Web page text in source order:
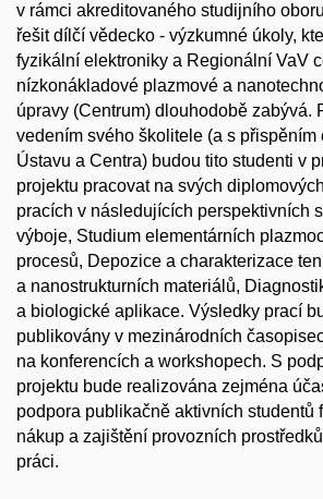
v rámci akreditovaného studijního
řešit dílčí vědecko - výzkumné úkoly,
fyzikální elektroniky a Regionální VaV
nízkonákladové plazmové a
úpravy (Centrum) dlouhodobě zabývá.
vedením svého školitele (a s přispěním
Ústavu a Centra) budou tito studenti v
projektu pracovat na svých
pracích v následujících perspektivních
výboje, Studium elementárních
procesů, Depozice a charakterizace
a nanostrukturních materiálů,
a biologické aplikace. Výsledky prací
publikovány v mezinárodních
na konferencích a workshopech. S
projektu bude realizována zejména
podpora publikačně aktivních studentů
nákup a zajištění provozních
práci.